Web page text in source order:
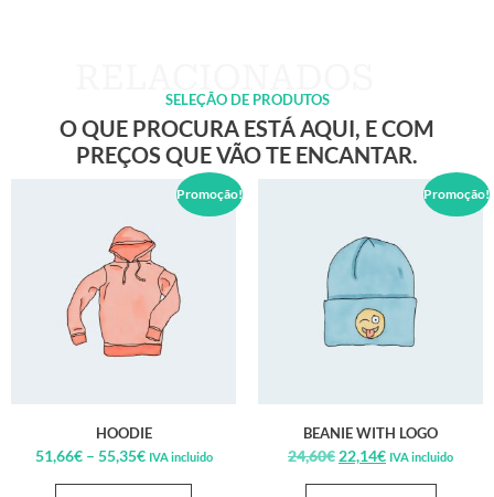
SELEÇÃO DE PRODUTOS
O QUE PROCURA ESTÁ AQUI, E COM
PREÇOS QUE VÃO TE ENCANTAR.
Promoção!
HOODIE
51,66€ – 55,35€ IVA incluido
Promoção!
BEANIE WITH LOGO
24,60€ 22,14€ IVA incluido